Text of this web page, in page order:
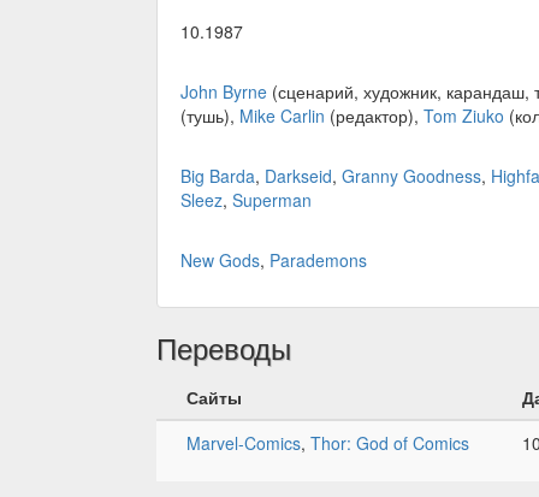
10.1987
John Byrne (сценарий, художник, карандаш,
(тушь), Mike Carlin (редактор), Tom Ziuko
Big Barda, Darkseid, Granny Goodness,
Sleez, Superman
New Gods, Parademons
Переводы
Сайты
Marvel-Comics, Thor: God of Comics